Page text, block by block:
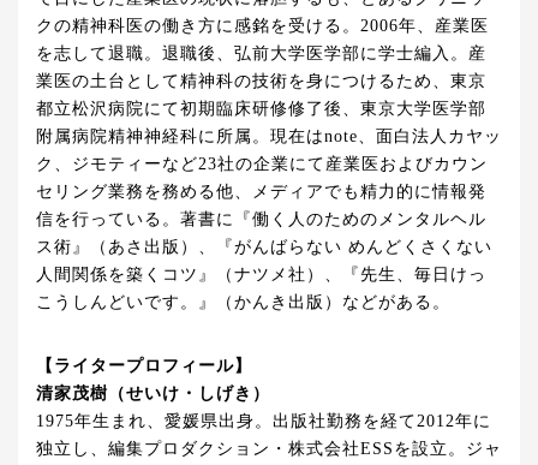
クの精神科医の働き方に感銘を受ける。2006年、産業医
を志して退職。退職後、弘前大学医学部に学士編入。産
業医の土台として精神科の技術を身につけるため、東京
都立松沢病院にて初期臨床研修修了後、東京大学医学部
附属病院精神神経科に所属。現在はnote、面白法人カヤッ
ク、ジモティーなど23社の企業にて産業医およびカウン
セリング業務を務める他、メディアでも精力的に情報発
信を行っている。著書に『働く人のためのメンタルヘル
ス術』（あさ出版）、『がんばらない めんどくさくない
人間関係を築くコツ』（ナツメ社）、『先生、毎日けっ
こうしんどいです。』（かんき出版）などがある。
【ライタープロフィール】
清家茂樹（せいけ・しげき）
1975年生まれ、愛媛県出身。出版社勤務を経て2012年に
独立し、編集プロダクション・株式会社ESSを設立。ジャ